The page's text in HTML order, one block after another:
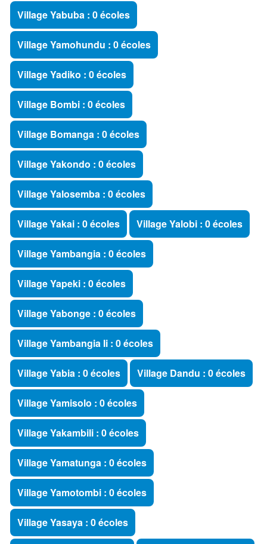
Village Yabuba : 0 écoles
Village Yamohundu : 0 écoles
Village Yadiko : 0 écoles
Village Bombi : 0 écoles
Village Bomanga : 0 écoles
Village Yakondo : 0 écoles
Village Yalosemba : 0 écoles
Village Yakai : 0 écoles Village Yalobi : 0 écoles
Village Yambangia : 0 écoles
Village Yapeki : 0 écoles
Village Yabonge : 0 écoles
Village Yambangia Ii : 0 écoles
Village Yabia : 0 écoles Village Dandu : 0 écoles
Village Yamisolo : 0 écoles
Village Yakambili : 0 écoles
Village Yamatunga : 0 écoles
Village Yamotombi : 0 écoles
Village Yasaya : 0 écoles